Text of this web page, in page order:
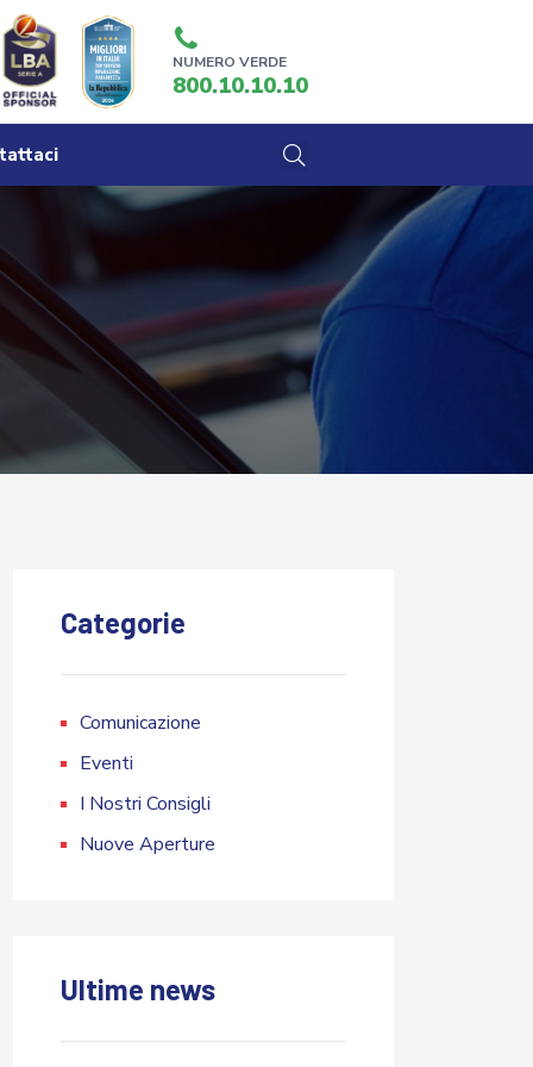
NUMERO VERDE
800.10.10.10
Categorie
Comunicazione
Eventi
I Nostri Consigli
Nuove Aperture
Ultime news